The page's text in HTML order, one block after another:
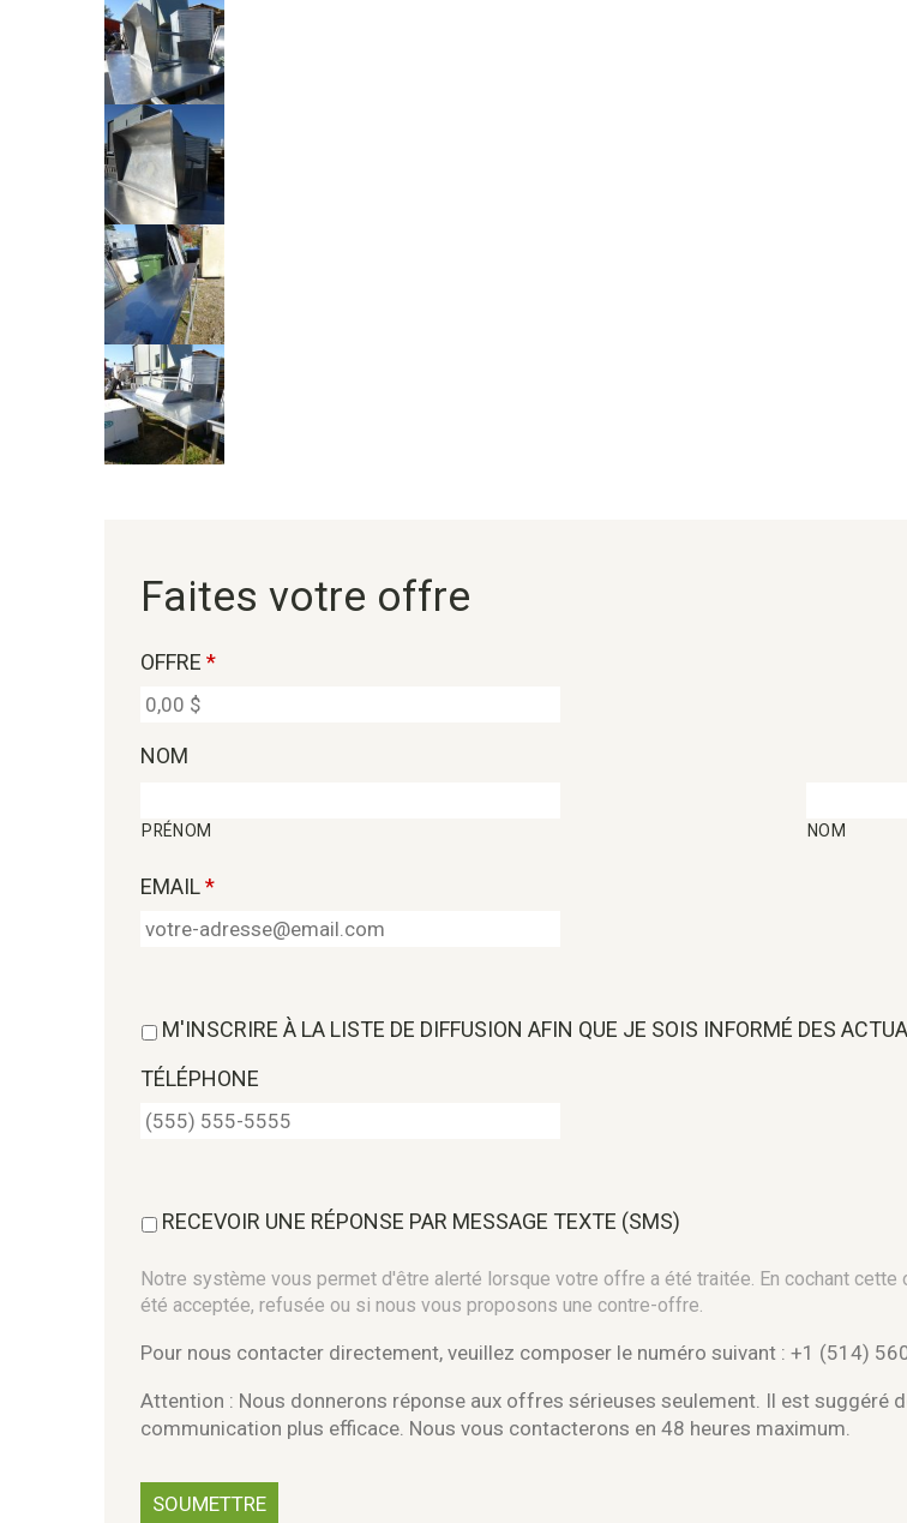
Faites votre offre
OFFRE *
NOM
PRÉNOM NOM
EMAIL*
M'INSCRIRE À LA LISTE DE DIFFUSION AFIN QUE JE SOIS INFORMÉ DES
TÉLÉPHONE
RECEVOIR UNE RÉPONSE PAR MESSAGE TEXTE (SMS)
Notre système vous permet d'être alerté lorsque votre offre a été traitée. En cochant
été acceptée, refusée ou si nous vous proposons une contre-offre.
Pour nous contacter directement, veuillez composer le numéro suivant : +1 (514)
Attention : Nous donnerons réponse aux offres sérieuses seulement. Il est suggéré
communication plus efficace. Nous vous contacterons en 48 heures maximum.